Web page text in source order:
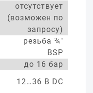
отсутствует
(возможен по
запросу)
резьба ¾"
BSP
до 16 бар
12…36 В DC